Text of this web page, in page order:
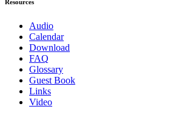
Resources
Audio
Calendar
Download
FAQ
Glossary
Guest Book
Links
Video